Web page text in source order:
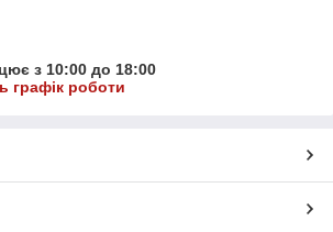
з 10:00 до 18:00
графік роботи